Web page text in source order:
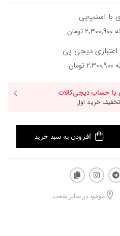
با اسنپ‌پی
دیجی پی
افزودن به سبد خرید
موجود در سایر شعب